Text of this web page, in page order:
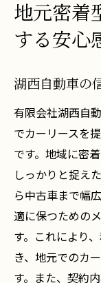
地元密着
する安心
湖西自動車の
有限会社湖西自
でカーリースを
です。地域に密
しっかりと捉え
ら中古車まで幅
適に保つための
す。これにより
き、地元でのカ
す。また、契約